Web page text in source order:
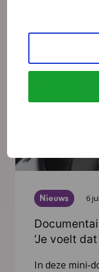
Nieuws 6
‘Je voelt
In deze mini-